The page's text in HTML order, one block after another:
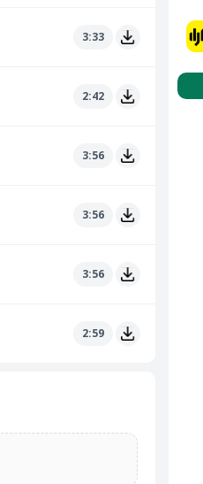
3:33
2:42
3:56
3:56
3:56
2:59